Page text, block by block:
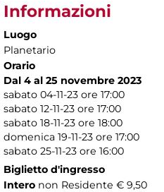
Informazioni
Luogo
Planetario
Orario
Dal 4 al 25 novembre 2023
sabato 04-11-23 ore 17:00
sabato 12-11-23 ore 17:00
sabato 18-11-23 ore 18:00
domenica 19-11-23 ore 17:00
sabato 25-11-23 ore 16:00
Biglietto d'ingresso
Intero non Residente € 9,50